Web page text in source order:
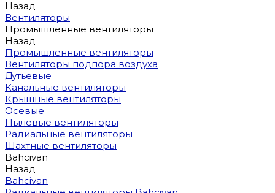
Назад
Вентиляторы
Промышленные вентиляторы
Назад
Промышленные вентиляторы
Вентиляторы подпора воздуха
Дутьевые
Канальные вентиляторы
Крышные вентиляторы
Осевые
Пылевые вентиляторы
Радиальные вентиляторы
Шахтные вентиляторы
Bahcivan
Назад
Bahcivan